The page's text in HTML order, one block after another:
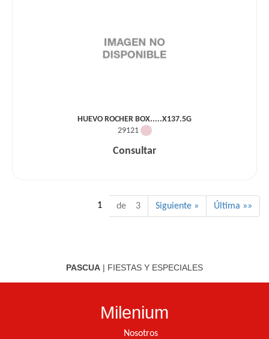
HUEVO ROCHER BOX.....X137.5G
29121
Consultar
1 de 3 Siguiente » Última »»
PASCUA | FIESTAS Y ESPECIALES
Milenium
Nosotros